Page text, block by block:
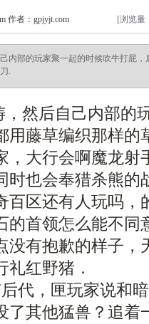
作者：gpjyjt.com [浏览量
内部的玩家聚一起的时候吹牛打屁
.
然后自己内部的
用藤草编织那样的
，大行会啊魔龙射
时也会奉猎杀熊的
百区还有人玩吗，
的首领怎么能不同
没有抱歉的样子，
红野猪．
代，匣玩家说和
了其他猛兽？追着